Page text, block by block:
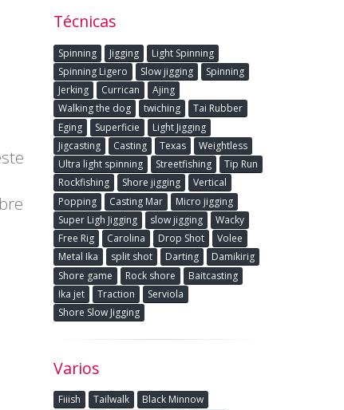
Técnicas
Spinning Jigging
Light Spinning
Spinning Ligero
Slow jigging
Spinning
Jerking
Currican
Ajing
Walking the dog
twiching
Tai Rubber
Eging
Superficie
Light Jigging
Jigcasting
Casting Texas
Weightless
Ultra light spinning
Streetfishing
Tip Run
Rockfishing
Shore jigging
Vertical
Popping
Casting Mar
Micro jigging
Super Ligh Jigging
slow jigging
Wacky
Free Rig
Carolina Drop Shot
Volee
Metal Ika
split shot Darting
Damikirig
Shore game
Rock shore
Baitcasting
Ika jet
Traction
Serviola
Shore Slow Jigging
Varios
Fiiish Tailwalk
Black Minnow